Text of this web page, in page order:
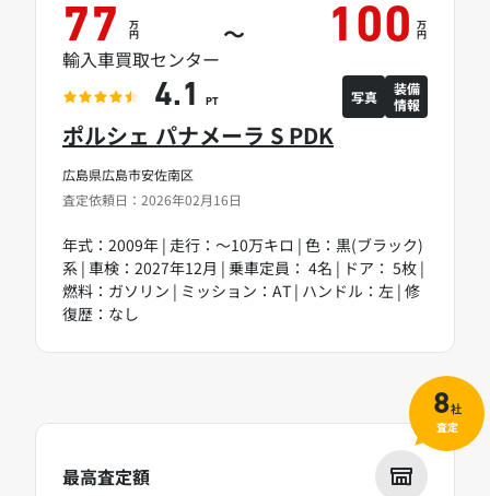
広島県広島市安佐南区
査定依頼日：2026年02月16日
ポルシェ パナメーラ S PDK
年式：2009年 | 走行：～10万キロ | 色：黒(ブラック)
系 | 車検：2027年12月 | 乗車定員： 4名 | ドア： 5枚 |
燃料：ガソリン | ミッション：AT | ハンドル：左 | 修
復歴：なし
77 万
円 ～ 100 万
円
輸入車買取センター
4.1 PT 写真
装備
情報
最高査定額
8社
査定